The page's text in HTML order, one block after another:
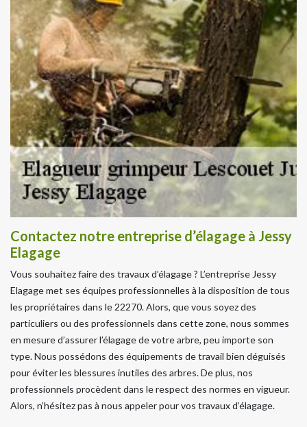
Contactez notre entreprise d’élagage à Jessy
Elagage
Vous souhaitez faire des travaux d’élagage ? L’entreprise Jessy
Elagage met ses équipes professionnelles à la disposition de tous
les propriétaires dans le 22270. Alors, que vous soyez des
particuliers ou des professionnels dans cette zone, nous sommes
en mesure d’assurer l’élagage de votre arbre, peu importe son
type. Nous possédons des équipements de travail bien déguisés
pour éviter les blessures inutiles des arbres. De plus, nos
professionnels procèdent dans le respect des normes en vigueur.
Alors, n’hésitez pas à nous appeler pour vos travaux d’élagage.